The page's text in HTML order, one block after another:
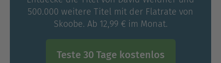
500.000 weitere Titel mit der Flatrate von
Skoobe. Ab 12,99 € im Monat.
Teste 30 Tage kostenlos